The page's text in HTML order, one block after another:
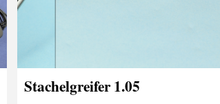
Stachelgreifer 1.05